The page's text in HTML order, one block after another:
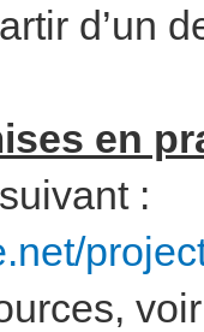
d’un
en
: